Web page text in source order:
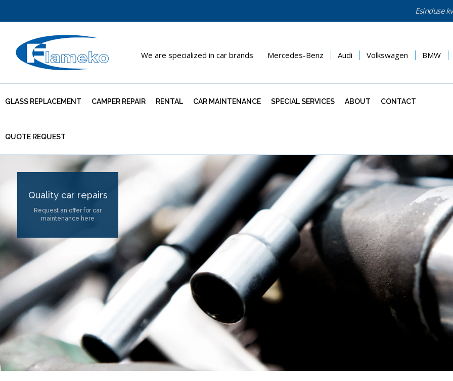
Esinduse
We are specialized in car brands Mercedes-Benz Audi Volkswagen BMW
GLASS REPLACEMENT CAMPER REPAIR RENTAL CAR MAINTENANCE SPECIAL SERVICES ABOUT CONTACT
QUOTE REQUEST
Quality car repairs
Request an offer for car
maintenance here